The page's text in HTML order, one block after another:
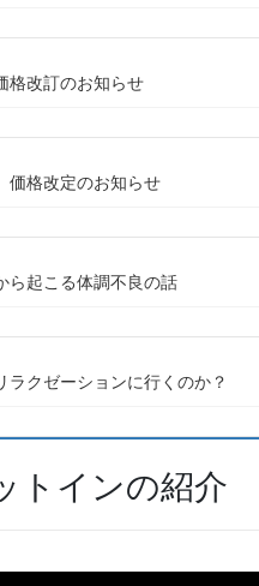
改訂のお知らせ
格改定のお知らせ
ら起こる体調不良の話
ラクゼーションに行くのか？
トインの紹介